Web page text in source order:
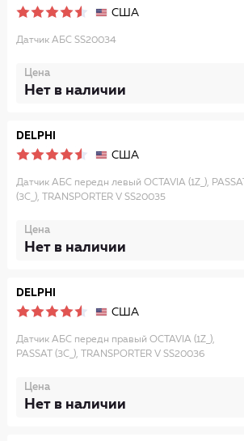
США
Датчик АБС SS20034
Цена
Нет в наличии
DELPHI
США
Датчик АБС передн левый OCTAVIA (1Z_), PASSAT
(3C_), TRANSPORTER V SS20035
Цена
Нет в наличии
DELPHI
США
Датчик АБС передн правый OCTAVIA (1Z_),
PASSAT (3C_), TRANSPORTER V SS20036
Цена
Нет в наличии